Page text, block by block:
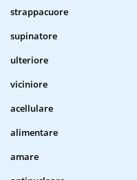
strappacuore
supinatore
ulteriore
viciniore
acellulare
alimentare
amare